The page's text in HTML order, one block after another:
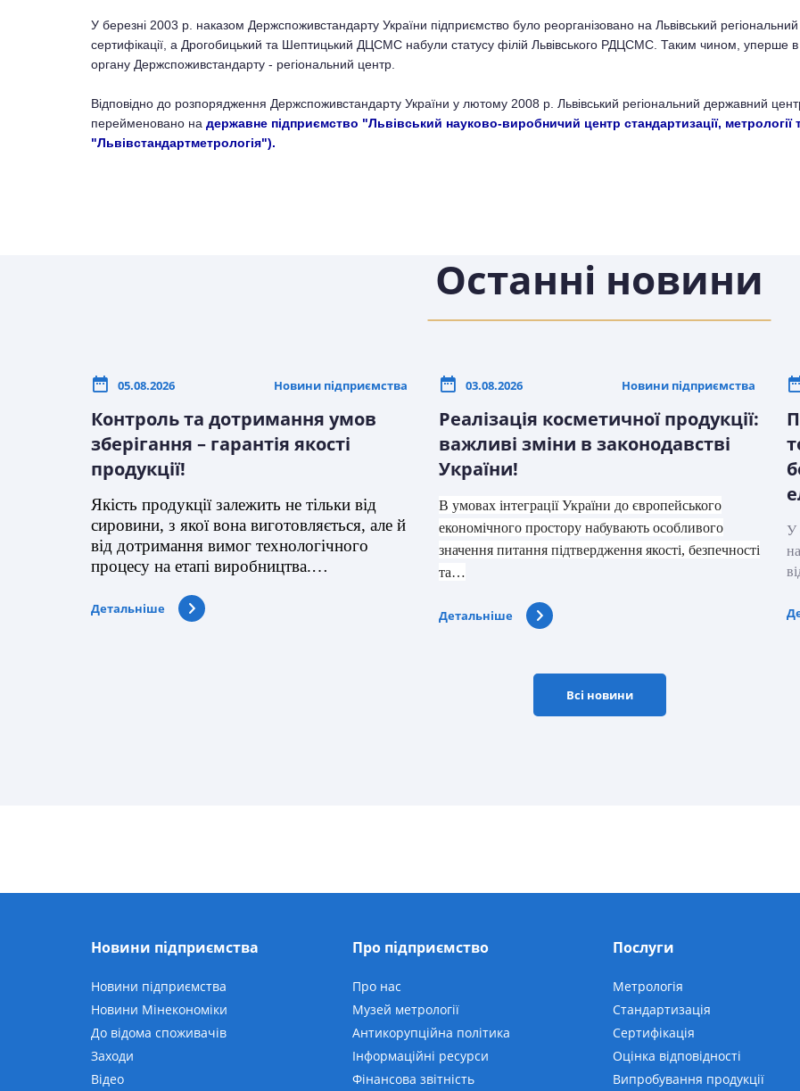
У березні 2003 р. наказом Держспоживстандарту України підприємство було реорганізовано на Львівський
сертифікації, а Дрогобицький та Шептицький ДЦСМС набули статусу філій Львівського РДЦСМС. Таким чином, уперше в
органу Держспоживстандарту - регіональний центр.
Відповідно до розпорядження Держспоживстандарту України у лютому 2008 р. Львівський регіональний державний центр
перейменовано на державне підприємство "Львівський науково-виробничий центр стандартизації, метрології
"Львівстандартметрологія").
Останні новини
05.08.2026 Новини підприємства
Контроль та дотримання умов
зберігання – гарантія якості
продукції!
Якість продукції залежить не тільки від
сировини, з якої вона виготовляється, але й
від дотримання вимог технологічного
процесу на етапі виробництва.…
Детальніше
03.08.2026 Новини підприємства
Реалізація косметичної продукції:
важливі зміни в законодавстві
України!
В умовах інтеграції України до європейського
економічного простору набувають особливого
значення питання підтвердження якості, безпечності
та…
Детальніше
У
Всі новини
Новини підприємства
Новини підприємства
Новини Мінекономіки
До відома споживачів
Заходи
Відео
Про підприємство
Про нас
Музей метрології
Антикорупційна політика
Інформаційні ресурси
Фінансова звітність
Послуги
Метрологія
Стандартизація
Сертифікація
Оцінка відповідності
Випробування продукції